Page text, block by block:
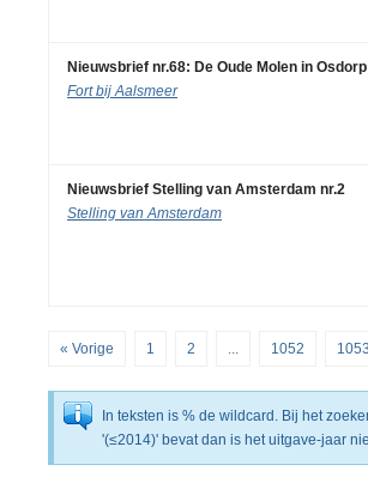
Nieuwsbrief nr.68: De Oude Molen in
Fort bij Aalsmeer
Nieuwsbrief Stelling van Amsterdam nr.2
Stelling van Amsterdam
« Vorige 1 2 ... 1052 1053
In teksten is % de wildcard. Bij het
'(≤2014)' bevat dan is het uitgave-jaar